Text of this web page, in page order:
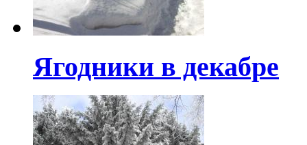
Ягодники в декабре